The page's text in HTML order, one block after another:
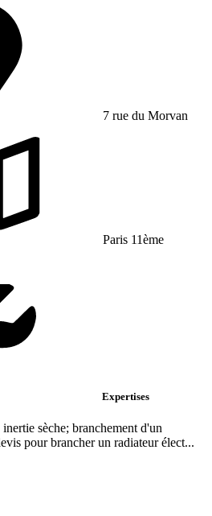
7 rue du Morvan
Paris 11ème
Expertises
sèche; branchement d'un
pour brancher un radiateur élect...